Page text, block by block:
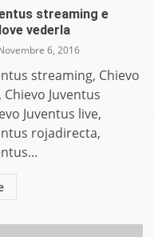
streaming e
vederla
6, 2016
streaming, Chievo
Chievo Juventus
Juventus live,
rojadirecta,